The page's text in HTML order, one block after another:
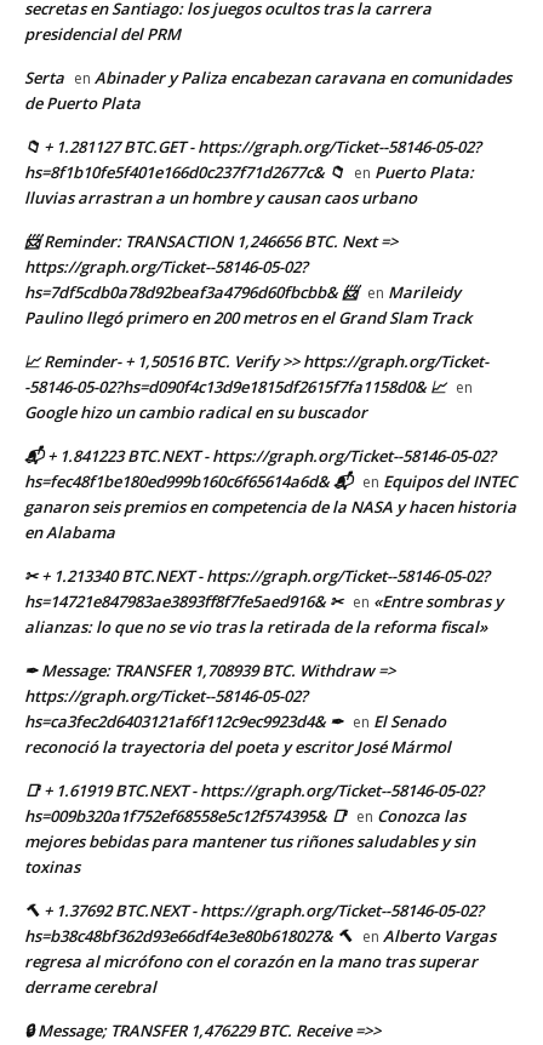
secretas en Santiago: los juegos ocultos tras la carrera
presidencial del PRM
Serta en Abinader y Paliza encabezan caravana en comunidades
de Puerto Plata
📁 + 1.281127 BTC.GET - https://graph.org/Ticket--58146-05-02?
hs=8f1b10fe5f401e166d0c237f71d2677c& 📁 en Puerto Plata:
lluvias arrastran a un hombre y causan caos urbano
📨 Reminder: TRANSACTION 1,246656 BTC. Next =>
https://graph.org/Ticket--58146-05-02?
hs=7df5cdb0a78d92beaf3a4796d60fbcbb& 📨 en Marileidy
Paulino llegó primero en 200 metros en el Grand Slam Track
📈 Reminder- + 1,50516 BTC. Verify >> https://graph.org/Ticket-
-58146-05-02?hs=d090f4c13d9e1815df2615f7fa1158d0& 📈 en
Google hizo un cambio radical en su buscador
📬 + 1.841223 BTC.NEXT - https://graph.org/Ticket--58146-05-02?
hs=fec48f1be180ed999b160c6f65614a6d& 📬 en Equipos del INTEC
ganaron seis premios en competencia de la NASA y hacen historia
en Alabama
✂ + 1.213340 BTC.NEXT - https://graph.org/Ticket--58146-05-02?
hs=14721e847983ae3893ff8f7fe5aed916& ✂ en «Entre sombras y
alianzas: lo que no se vio tras la retirada de la reforma fiscal»
✒ Message: TRANSFER 1,708939 BTC. Withdraw =>
https://graph.org/Ticket--58146-05-02?
hs=ca3fec2d6403121af6f112c9ec9923d4& ✒ en El Senado
reconoció la trayectoria del poeta y escritor José Mármol
📑 + 1.61919 BTC.NEXT - https://graph.org/Ticket--58146-05-02?
hs=009b320a1f752ef68558e5c12f574395& 📑 en Conozca las
mejores bebidas para mantener tus riñones saludables y sin
toxinas
🔨 + 1.37692 BTC.NEXT - https://graph.org/Ticket--58146-05-02?
hs=b38c48bf362d93e66df4e3e80b618027& 🔨 en Alberto Vargas
regresa al micrófono con el corazón en la mano tras superar
derrame cerebral
🔒 Message; TRANSFER 1,476229 BTC. Receive =>>